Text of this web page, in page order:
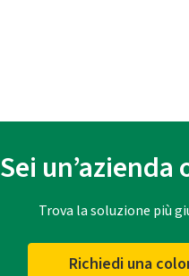
Sei un’azienda
Trova la soluzione più
Richiedi una